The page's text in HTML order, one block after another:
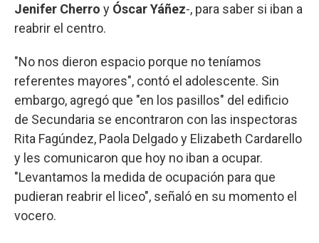
Jenifer Cherro y Óscar Yáñez-, para saber si iban a
reabrir el centro.
"No nos dieron espacio porque no teníamos
referentes mayores", contó el adolescente. Sin
embargo, agregó que "en los pasillos" del edificio
de Secundaria se encontraron con las inspectoras
Rita Fagúndez, Paola Delgado y Elizabeth Cardarello
y les comunicaron que hoy no iban a ocupar.
"Levantamos la medida de ocupación para que
pudieran reabrir el liceo", señaló en su momento el
vocero.